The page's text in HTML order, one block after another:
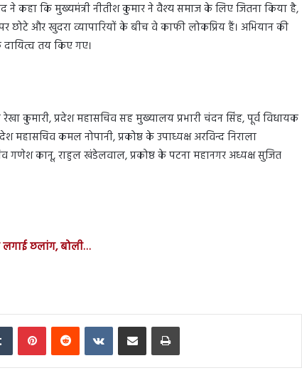
ने कहा कि मुख्यमंत्री नीतीश कुमार ने वैश्य समाज के लिए जितना किया है,
छोटे और खुदरा व्यापारियों के बीच वे काफी लोकप्रिय हैं। अभियान की
तय किए गए।
कुमारी, प्रदेश महासचिव सह मुख्यालय प्रभारी चंदन सिंह, पूर्व विधायक
कमल नोपानी, प्रकोष्ठ के उपाध्यक्ष अरविन्द निराला
सचिव गणेश कानू, राहुल खंडेलवाल, प्रकोष्ठ के पटना महानगर अध्यक्ष सुजित
लगाई छलांग, बोली…
Tumblr PinterestReddit VKontakteShare via Email Print